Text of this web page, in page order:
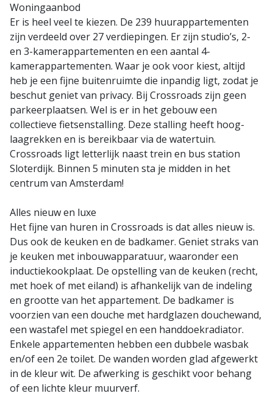
Woningaanbod
Er is heel veel te kiezen. De 239 huurappartementen
zijn verdeeld over 27 verdiepingen. Er zijn studio’s, 2-
en 3-kamerappartementen en een aantal 4-
kamerappartementen. Waar je ook voor kiest, altijd
heb je een fijne buitenruimte die inpandig ligt, zodat je
beschut geniet van privacy. Bij Crossroads zijn geen
parkeerplaatsen. Wel is er in het gebouw een
collectieve fietsenstalling. Deze stalling heeft hoog-
laagrekken en is bereikbaar via de watertuin.
Crossroads ligt letterlijk naast trein en bus station
Sloterdijk. Binnen 5 minuten sta je midden in het
centrum van Amsterdam!
Alles nieuw en luxe
Het fijne van huren in Crossroads is dat alles nieuw is.
Dus ook de keuken en de badkamer. Geniet straks van
je keuken met inbouwapparatuur, waaronder een
inductiekookplaat. De opstelling van de keuken (recht,
met hoek of met eiland) is afhankelijk van de indeling
en grootte van het appartement. De badkamer is
voorzien van een douche met hardglazen douchewand,
een wastafel met spiegel en een handdoekradiator.
Enkele appartementen hebben een dubbele wasbak
en/of een 2e toilet. De wanden worden glad afgewerkt
in de kleur wit. De afwerking is geschikt voor behang
of een lichte kleur muurverf.